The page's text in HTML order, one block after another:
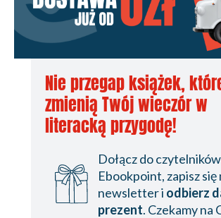
Następnego dnia w Hamiltons Club
Pół godziny później
Kilka godzin później
Dwie godziny później
W tym samym czasie koło sceny
Kilka godzin później w Hamiltons Club
Następnego dnia o świcie
Kilka dni później
Następnego dnia, po południu
Nie przegap książek,
zmienią Twój wieczór w
literacką przygodę!
Dołącz do czytelników
Ebookpoint, zapisz się
newsletter i odbierz
prezent. Czekamy na